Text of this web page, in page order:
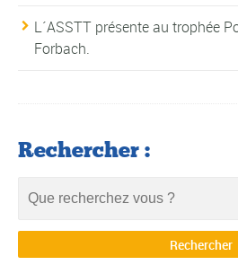
L´ASSTT présente au trophée
Forbach.
Rechercher :